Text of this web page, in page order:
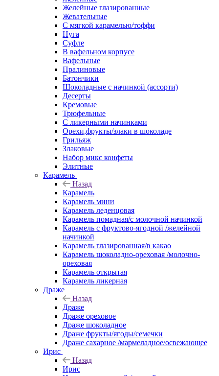
Желейные глазированные
Жевательные
С мягкой карамелью/тоффи
Нуга
Суфле
В вафельном корпусе
Вафельные
Пралиновые
Батончики
Шоколадные с начинкой (ассорти)
Десерты
Кремовые
Трюфельные
С ликерными начинками
Орехи,фрукты/злаки в шоколаде
Грильяж
Злаковые
Набор микс конфеты
Элитные
Карамель
Назад
Карамель
Карамель мини
Карамель леденцовая
Карамель помадная/с молочной начинкой
Карамель с фруктово-ягодной /желейной
начинкой
Карамель глазированная/в какао
Карамель шоколадно-ореховая /молочно-
ореховая
Карамель открытая
Карамель ликерная
Драже
Назад
Драже
Драже ореховое
Драже шоколадное
Драже фрукты/ягоды/семечки
Драже сахарное /мармеладное/освежающее
Ирис
Назад
Ирис